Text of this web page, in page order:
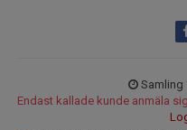
Samling
Endast kallade kunde anmäla